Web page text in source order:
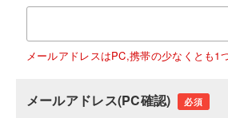
メールアドレスはPC,携帯の少なくとも1
メールアドレス(PC確認) 必須